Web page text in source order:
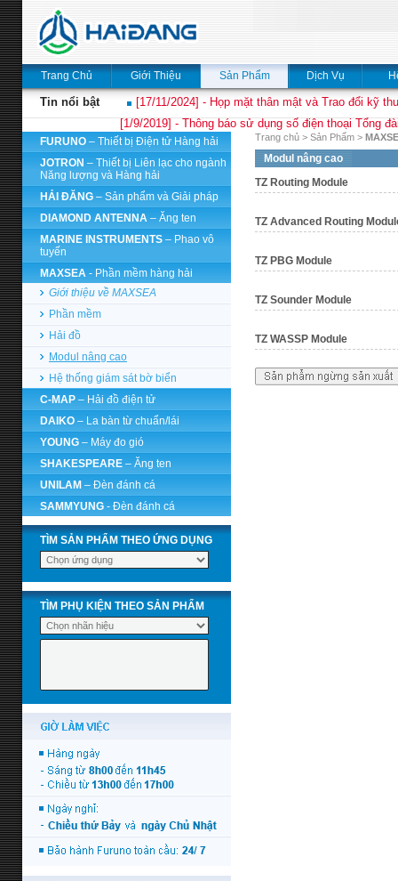
Trang Chủ Giới Thiệu Sản Phẩm Dịch Vụ
Tin nổi bật
[17/11/2024] - Họp mặt thân mật và Trao đổi kỹ
[1/9/2019] - Thông báo sử dụng số điện thoại Tổng
FURUNO – Thiết bị Điện tử Hàng hải
JOTRON – Thiết bị Liên lạc cho ngành
Năng lượng và Hàng hải
HẢI ĐĂNG – Sản phẩm và Giải pháp
DIAMOND ANTENNA – Ăng ten
MARINE INSTRUMENTS – Phao vô
tuyến
MAXSEA - Phần mềm hàng hải
Giới thiệu về MAXSEA
Phần mềm
Hải đồ
Modul nâng cao
Hệ thống giám sát bờ biển
C-MAP – Hải đồ điện tử
DAIKO – La bàn từ chuẩn/lái
YOUNG – Máy đo gió
SHAKESPEARE – Ăng ten
UNILAM – Đèn đánh cá
SAMMYUNG - Đèn đánh cá
TÌM SẢN PHẨM THEO ỨNG DỤNG
TÌM PHỤ KIỆN THEO SẢN PHẨM
Trang chủ > Sản Phẩm >
Modul nâng cao
TZ Routing Module
TZ Advanced Routing
TZ PBG Module
TZ Sounder Module
TZ WASSP Module